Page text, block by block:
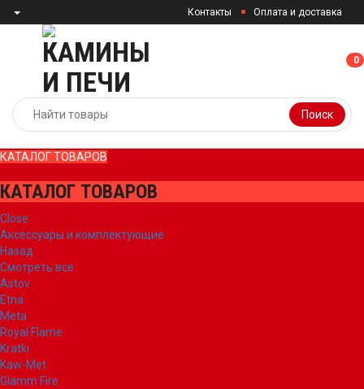
Контакты Оплата и доставка
Поиск
00
КАТАЛОГ ТОВАРОВ
КАТАЛОГ ТОВАРОВ
Close
Аксессуары и комплектующие
Назад
Смотреть все
Astov
Etna
Meta
Royal Flame
Kratki
Kaw-Met
Glamm Fire